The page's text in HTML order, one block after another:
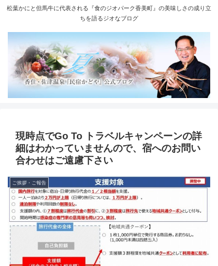
松葉かにと但馬牛に代表される『食のジオパーク香美町』の美味しさの成り立
ちを語るジオなブログ
現時点でGo To トラベルキャンペーンの詳
細はわかっていませんので、宿へのお問い
合わせはご遠慮下さい
ご挨拶・ご報告